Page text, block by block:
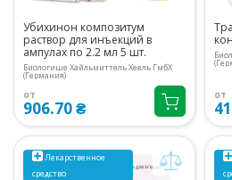
Убихинон композитум
раствор для инъекций в
ампулах по 2.2 мл 5 шт.
Биологише Хайльмиттель Хеель ГмбХ
(Германия)
от
906.70 ₴
от
Лекарственное
средство